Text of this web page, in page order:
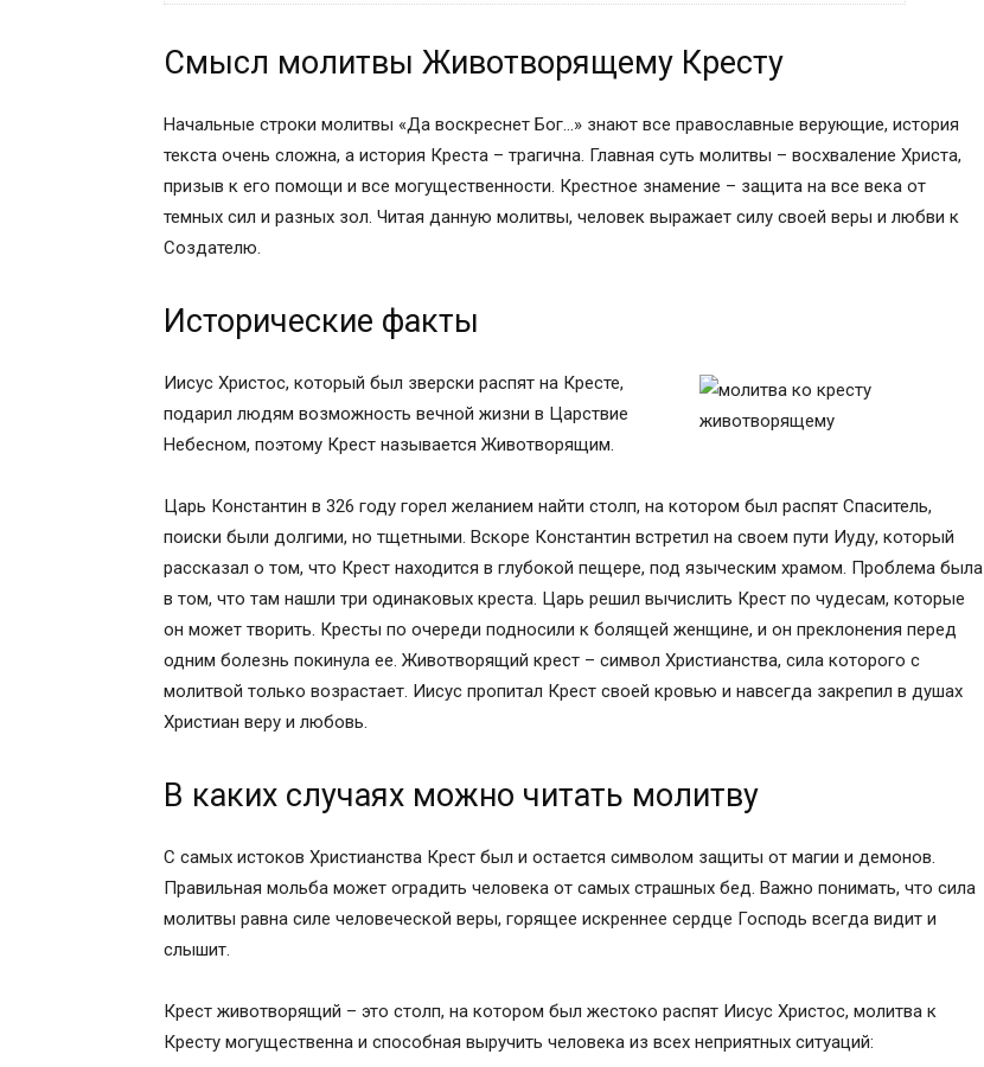
Исторические факты
Как правильно молиться
Псалом 90:
Молитва Святому и Животворящему Кресту Господню:
Псалом 45:
Молитвы в бесовских напастях и искушениях
История поисков и нахождения христианской святыни
Как христианин должен молиться?
СОН БОГОРОДИЦЫ ОТ ВСЯКОГО ПРОКЛЯТИЯ И ВСЯКИХ МУК.
Если таковое имеется, то читают его по три раза трижды в день и носят
переписанным при себе. Сколько читать – диагностировать картами, рунами, пока
«Стоит Крест на горе, Мать Мария спала на высокой скале. Зрила Она страдания
Иисуса Христа во сне, Как Ему ноги гвоздями прибивали, руки Его распинали,
терновый венок на чело Ему надевали, кровь Его горячую проливали. Ангелы с
высоких небес слетали, под Его кровь чаши подставляли. Кто приложит к этой
молитве руку, тот нигде и никогда не претерпит муку. Того Господь спасет, под
Свои руки возьмет, от беды сохранит, от всякого зла защитит. Погибели не
допустит, проклятья врагов не подпустит. Ангелы его крылами укроют, святою
водою любые проклятия смоют. Кто сии слова знает, по три раза их в день читает,
Господь есть. Господь всегда будет! Господь меня, (назовите ваше имя), никогда
Аминь».
МОЛИТВЫ ОТ РАКА И ОБ ИСЦЕЛЕНИИ!!!
Во имя Отца и Сына и Святаго Духа. Аминь. Боже, милостив буди мне, грешней (-
ому). Тебе, Господу Богу моему и Творцу, Во Святей Троице Единому, Славимому и
раскаянии о грехах моих прежних, Содеянных мною рабою Божиею (-им) (имя
молящейся(-гося)) Во все дни живота моего, Во всякий час, дни и нощи, делом,
Смысл молитвы Животворящему Кресту
Начальные строки молитвы «Да воскреснет Бог…» знают все православные верующие, история
текста очень сложна, а история Креста – трагична. Главная суть молитвы – восхваление Христа,
призыв к его помощи и все могущественности. Крестное знамение – защита на все века от
темных сил и разных зол. Читая данную молитвы, человек выражает силу своей веры и любви к
Создателю.
Исторические факты
Иисус Христос, который был зверски распят на Кресте,
подарил людям возможность вечной жизни в Царствие
Небесном, поэтому Крест называется Животворящим.
Царь Константин в 326 году горел желанием найти столп, на котором был распят Спаситель,
поиски были долгими, но тщетными. Вскоре Константин встретил на своем пути Иуду, который
рассказал о том, что Крест находится в глубокой пещере, под языческим храмом. Проблема была
в том, что там нашли три одинаковых креста. Царь решил вычислить Крест по чудесам, которые
он может творить. Кресты по очереди подносили к болящей женщине, и он преклонения перед
одним болезнь покинула ее. Животворящий крест – символ Христианства, сила которого с
молитвой только возрастает. Иисус пропитал Крест своей кровью и навсегда закрепил в душах
Христиан веру и любовь.
В каких случаях можно читать молитву
С самых истоков Христианства Крест был и остается символом защиты от магии и демонов.
Правильная мольба может оградить человека от самых страшных бед. Важно понимать, что сила
молитвы равна силе человеческой веры, горящее искреннее сердце Господь всегда видит и
слышит.
Крест животворящий – это столп, на котором был жестоко распят Иисус Христос, молитва к
Кресту могущественна и способная выручить человека из всех неприятных ситуаций: